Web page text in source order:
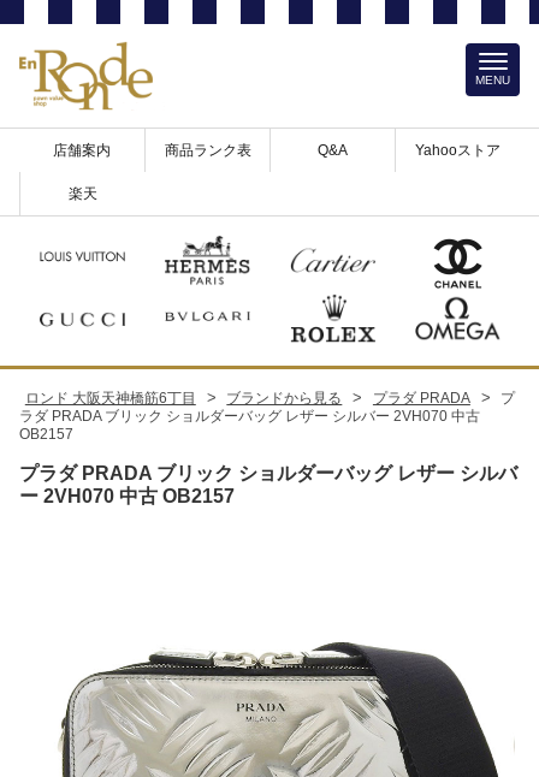
店舗案内 商品ランク表 Q&A Yahooストア
楽天
MENU
ロンド 大阪天神橋筋6丁目 > ブランドから見る > プラダ PRADA >
プ
ラダ PRADA ブリック ショルダーバッグ レザー シルバー 2VH070 中古
OB2157
プラダ PRADA ブリック ショルダーバッグ レザー シルバ
ー 2VH070 中古 OB2157